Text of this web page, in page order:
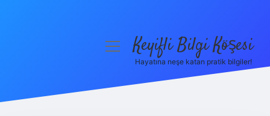
menüyüKeyifli Bilgi Köşesi
Hayatına neşe katan pratik bilgiler!